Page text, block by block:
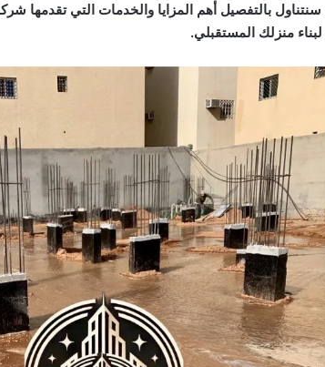
سنتناول بالتفصيل أهم المزايا والخدمات التي تقدمها
لبناء منزلك المستقبلي.